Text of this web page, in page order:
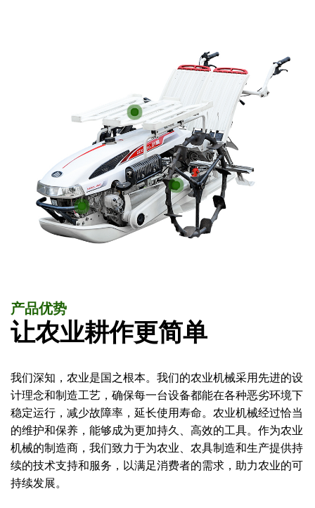
产品优势
让农业耕作更简单
我们深知，农业是国之根本。我们的农业机械采用先进的设
计理念和制造工艺，确保每一台设备都能在各种恶劣环境下
稳定运行，减少故障率，延长使用寿命。农业机械经过恰当
的维护和保养，能够成为更加持久、高效的工具。作为农业
机械的制造商，我们致力于为农业、农具制造和生产提供持
续的技术支持和服务，以满足消费者的需求，助力农业的可
持续发展。